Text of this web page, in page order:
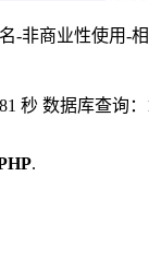
-非商业性使用-
秒 数据库查询
.